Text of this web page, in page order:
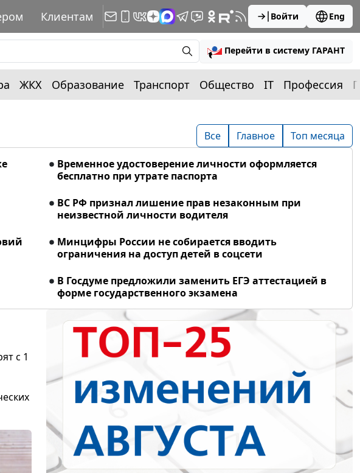
Клиентам Войти Eng
Перейти в систему ГАРАНТ
ЖКХ Образование Транспорт Общество IT Профессия
Все Главное Топ месяца
Временное удостоверение личности оформляется
бесплатно при утрате паспорта
ВС РФ признал лишение прав незаконным при
неизвестной личности водителя
Минцифры России не собирается вводить
ограничения на доступ детей в соцсети
В Госдуме предложили заменить ЕГЭ аттестацией в
форме государственного экзамена
с 1